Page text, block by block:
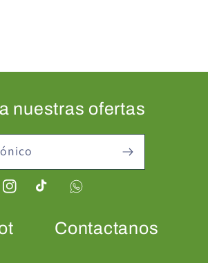
nuestras ofertas
InstagramTikTok
Contactanos